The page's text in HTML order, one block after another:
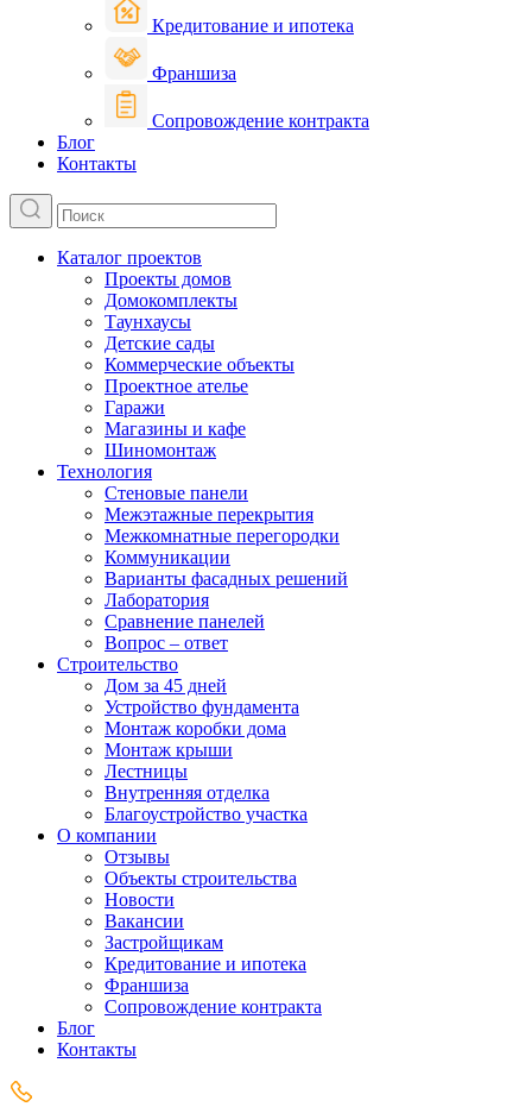
Кредитование и ипотека
Франшиза
Сопровождение контракта
Блог
Контакты
Каталог проектов
Проекты домов
Домокомплекты
Таунхаусы
Детские сады
Коммерческие объекты
Проектное ателье
Гаражи
Магазины и кафе
Шиномонтаж
Технология
Стеновые панели
Межэтажные перекрытия
Межкомнатные перегородки
Коммуникации
Варианты фасадных решений
Лаборатория
Сравнение панелей
Вопрос – ответ
Строительство
Дом за 45 дней
Устройство фундамента
Монтаж коробки дома
Монтаж крыши
Лестницы
Внутренняя отделка
Благоустройство участка
О компании
Отзывы
Объекты строительства
Новости
Вакансии
Застройщикам
Кредитование и ипотека
Франшиза
Сопровождение контракта
Блог
Контакты